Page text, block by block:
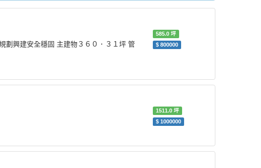
585.0坪
$ 800000
劃興建安全穩固 主建物３６０．３１坪 管
1511.0坪
$ 1000000